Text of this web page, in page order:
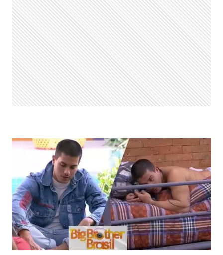
SOBRE
“CULPA”
PELO
FIM
DA
TV
GLOBINHO:
“PELO
AMOR
DE